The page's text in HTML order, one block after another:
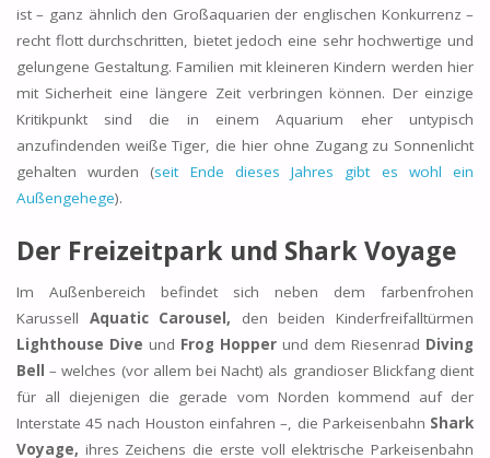
ist – ganz ähnlich den Großaquarien der englischen Konkurrenz –
recht flott durchschritten, bietet jedoch eine sehr hochwertige und
gelungene Gestaltung. Familien mit kleineren Kindern werden hier
mit Sicherheit eine längere Zeit verbringen können. Der einzige
Kritikpunkt sind die in einem Aquarium eher untypisch
anzufindenden weiße Tiger, die hier ohne Zugang zu Sonnenlicht
gehalten wurden (seit Ende dieses Jahres gibt es wohl ein
Außengehege).
Der Freizeitpark und Shark Voyage
Im Außenbereich befindet sich neben dem farbenfrohen
Karussell Aquatic Carousel, den beiden Kinderfreifalltürmen
Lighthouse Dive und Frog Hopper und dem Riesenrad Diving
Bell – welches (vor allem bei Nacht) als grandioser Blickfang dient
für all diejenigen die gerade vom Norden kommend auf der
Interstate 45 nach Houston einfahren –, die Parkeisenbahn Shark
Voyage, ihres Zeichens die erste voll elektrische Parkeisenbahn